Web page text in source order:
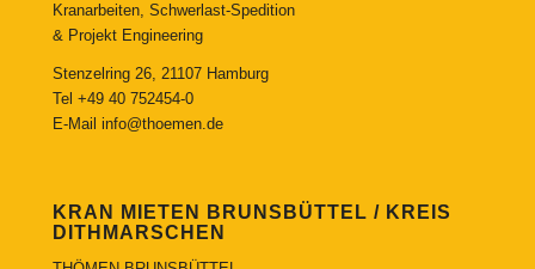
Kranarbeiten, Schwerlast-Spedition
& Projekt Engineering
Stenzelring 26, 21107 Hamburg
Tel +49 40 752454-0
E-Mail info@thoemen.de
KRAN MIETEN BRUNSBÜTTEL / KREIS
DITHMARSCHEN